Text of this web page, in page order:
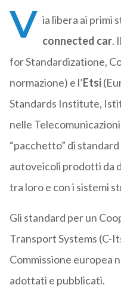
V ia libera ai primi
connected car. Il
for Standardizatione,
normazione) e l’Etsi
Standards Institute,
nelle
“pacchetto” di
autoveicoli prodotti da
tra loro e con i sistemi
Gli standard per un
Transport Systems (C-
Commissione europea
adottati e pubblicati.